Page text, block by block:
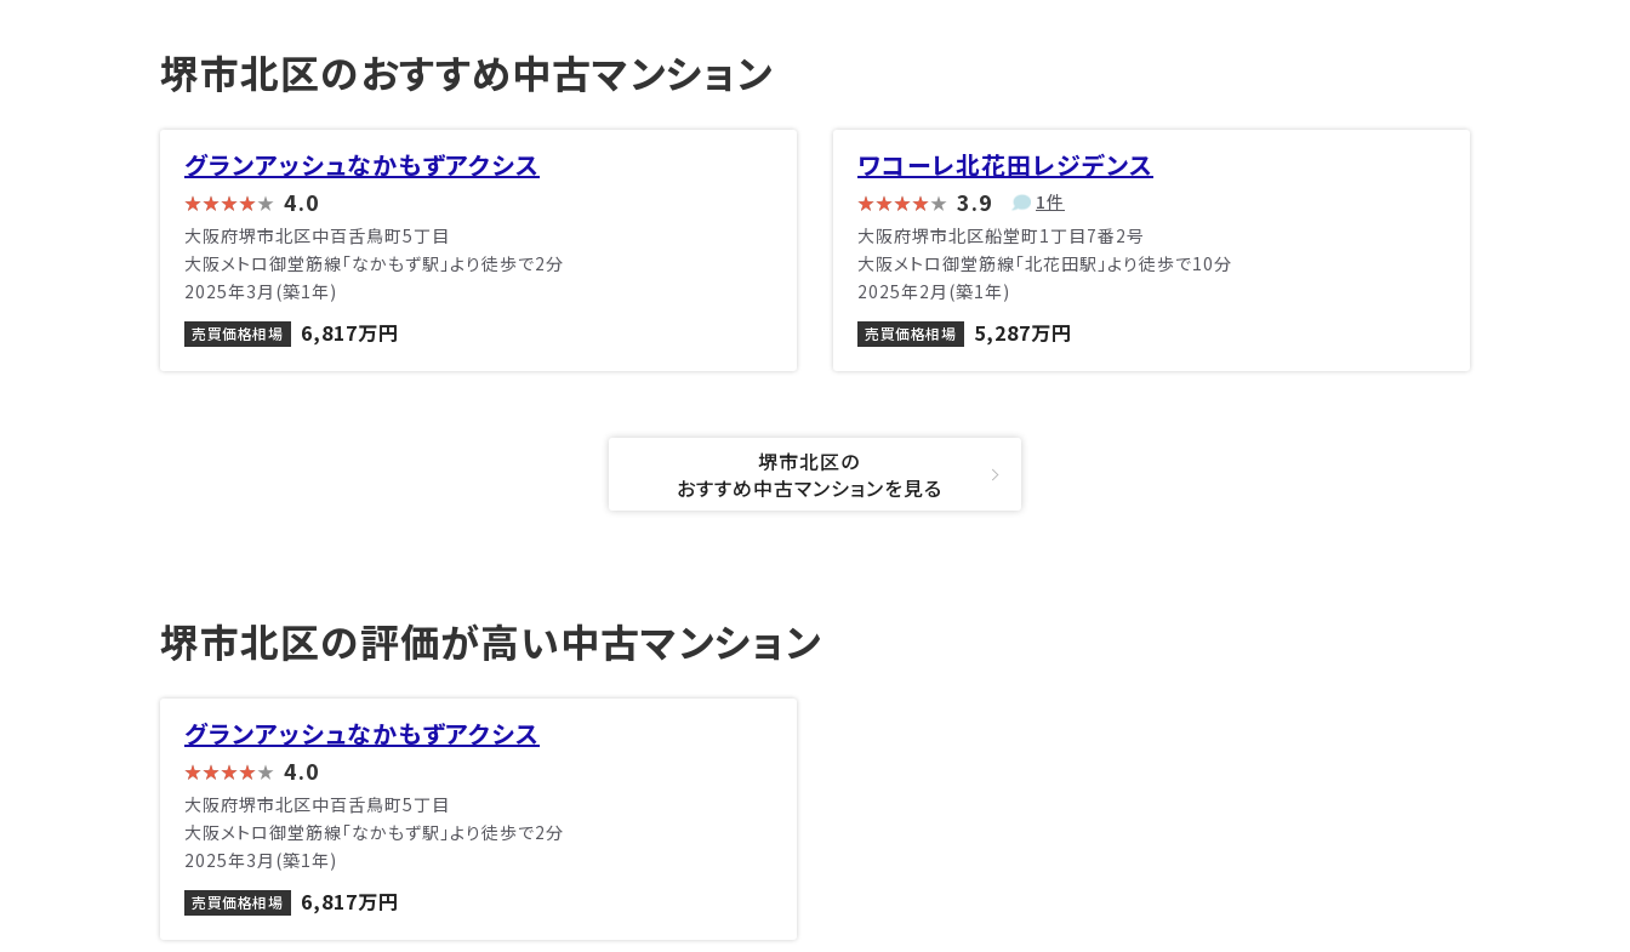
堺市北区のおすすめ中古マンション
グランアッシュなかもずアクシス
4.0
大阪府堺市北区中百舌鳥町5丁目
大阪メトロ御堂筋線「なかもず駅」より徒歩で2分
2025年3月(築1年)
売買価格相場 6,817万円
ワコーレ北花田レジデンス
3.9
1件
大阪府堺市北区船堂町1丁目7番2号
大阪メトロ御堂筋線「北花田駅」より徒歩で10分
2025年2月(築1年)
売買価格相場 5,287万円
堺市北区の
おすすめ中古マンションを見る
堺市北区の評価が高い中古マンション
グランアッシュなかもずアクシス
4.0
大阪府堺市北区中百舌鳥町5丁目
大阪メトロ御堂筋線「なかもず駅」より徒歩で2分
2025年3月(築1年)
売買価格相場 6,817万円